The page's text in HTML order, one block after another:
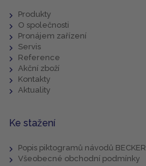
Produkty
O společnosti
Pronájem zařízení
Servis
Reference
Akční zboží
Kontakty
Aktuality
Ke stažení
Popis piktogramů návodů BECKER
Všeobecné obchodní podmínky